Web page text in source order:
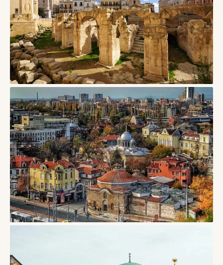
СТАТТІ
Лечче, Італія — барокове серце Саленто з
медовим каменем і вечірніми площами
09/08/2026
Пловдив, Болгарія — старе місто римського театру,
пагорбів і творчого кварталу Капана